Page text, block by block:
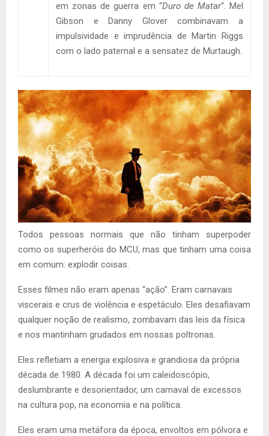
em zonas de guerra em “Duro de Matar“. Mel
Gibson e Danny Glover combinavam a
impulsividade e imprudência de Martin Riggs
com o lado paternal e a sensatez de Murtaugh.
Todos pessoas normais que não tinham superpoder
como os superheróis do MCU, mas que tinham uma coisa
em comum: explodir coisas.
Esses filmes não eram apenas “ação”. Eram carnavais
viscerais e crus de violência e espetáculo. Eles desafiavam
qualquer noção de realismo, zombavam das leis da física
e nos mantinham grudados em nossas poltronas.
Eles refletiam a energia explosiva e grandiosa da própria
década de 1980. A década foi um caleidoscópio,
deslumbrante e desorientador, um carnaval de excessos
na cultura pop, na economia e na política.
Eles eram uma metáfora da época, envoltos em pólvora e